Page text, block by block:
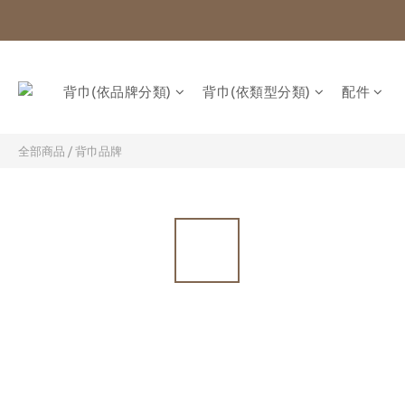
背巾(依品牌分類) 背巾(依類型分類) 配件
全部商品 / 背巾品牌